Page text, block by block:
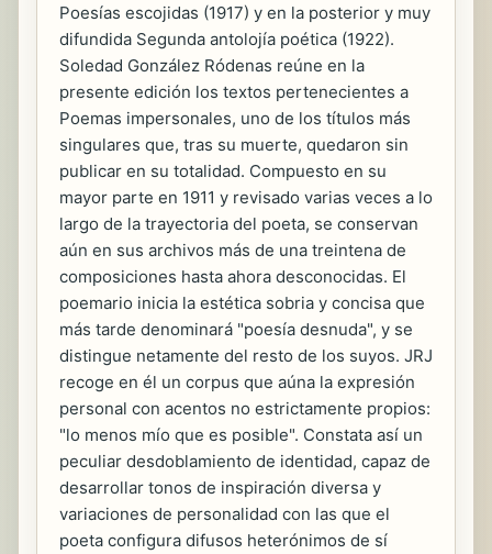
Poesías escojidas (1917) y en la posterior y muy
difundida Segunda antolojía poética (1922).
Soledad González Ródenas reúne en la
presente edición los textos pertenecientes a
Poemas impersonales, uno de los títulos más
singulares que, tras su muerte, quedaron sin
publicar en su totalidad. Compuesto en su
mayor parte en 1911 y revisado varias veces a lo
largo de la trayectoria del poeta, se conservan
aún en sus archivos más de una treintena de
composiciones hasta ahora desconocidas. El
poemario inicia la estética sobria y concisa que
más tarde denominará "poesía desnuda", y se
distingue netamente del resto de los suyos. JRJ
recoge en él un corpus que aúna la expresión
personal con acentos no estrictamente propios:
"lo menos mío que es posible". Constata así un
peculiar desdoblamiento de identidad, capaz de
desarrollar tonos de inspiración diversa y
variaciones de personalidad con las que el
poeta configura difusos heterónimos de sí